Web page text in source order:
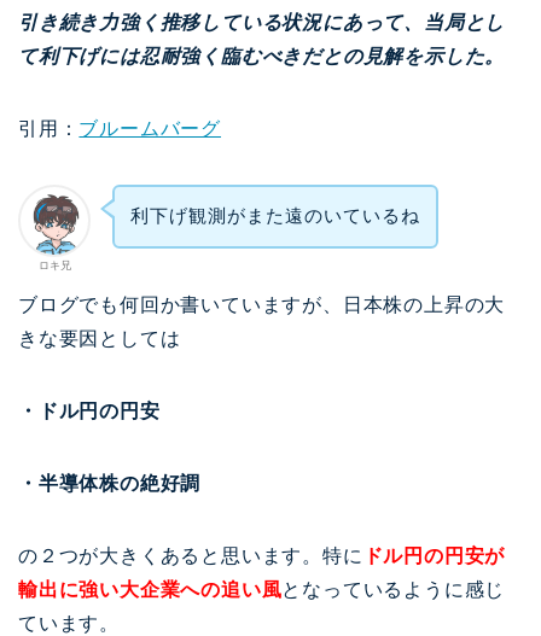
引き続き力強く推移している状況にあって、当局とし
て利下げには忍耐強く臨むべきだとの見解を示した。
引用： ブルームバーグ
ロキ兄
利下げ観測がまた遠のいているね
ブログでも何回か書いていますが、日本株の上昇の大
きな要因としては
・ドル円の円安
・半導体株の絶好調
の２つが大きくあると思います。特に ドル円の円安が
輸出に強い大企業への追い風となっているように感じ
ています。